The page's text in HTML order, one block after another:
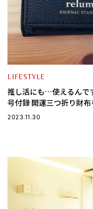
LIFESTYLE
推し活にも…使えるんで
号付録 開運三つ折り財
た】
2023.11.30